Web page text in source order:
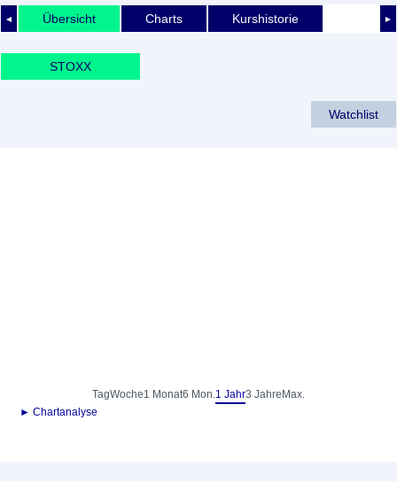
◄ ►
Übersicht Charts Kurshistorie
STOXX
Watchlist
TagWoche1 Monat6 Mon.1 Jahr3 Jahre Max.
► Chartanalyse